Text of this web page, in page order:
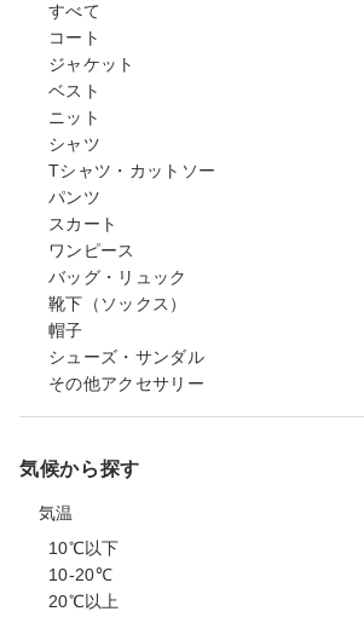
すべて
コート
ジャケット
ベスト
ニット
シャツ
Tシャツ・カットソー
パンツ
スカート
ワンピース
バッグ・リュック
靴下（ソックス）
帽子
シューズ・サンダル
その他アクセサリー
気候から探す
気温
10℃以下
10-20℃
20℃以上